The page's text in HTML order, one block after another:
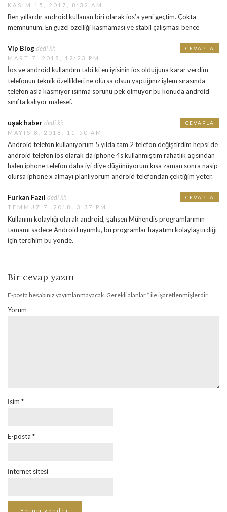
KASIM 15, 2017, 8:32 AM
Ben yıllardır android kullanan biri olarak ios’a yeni geçtim. Çokta
memnunum. En güzel özelliği kasmaması ve stabil çalışması bence
Vip Blogdedi ki:
MART 7, 2018, 12:23 PM
İos ve android kullandım tabi ki en iyisinin ios olduğuna karar verdim
telefonun teknik özellikleri ne olursa olsun yaptığınız işlem sırasında
telefon asla kasmıyor ısınma sorunu pek olmuyor bu konuda android
sınıfta kalıyor malesef.
CEVAPLA
uşak haberdedi ki:
MAYIS 8, 2018, 11:50 AM
Android telefon kullanıyorum 5 yılda tam 2 telefon değiştirdim hepsi de
android telefon ios olarak da iphone 4s kullanmıştım rahatlık açısından
halen iphone telefon daha iyi diye düşünüyorum kısa zaman sonra nasip
olursa iphone x almayı planlıyorum android telefondan çektiğim yeter.
CEVAPLA
Furkan Fazıl dedi ki:
TEMMUZ 7, 2018, 3:37 PM
Kullanım kolaylığı olarak android, şahsen Mühendis programlarımın
tamamı sadece Android uyumlu, bu programlar hayatımı kolaylaştırdığı
için tercihim bu yönde.
CEVAPLA
Bir cevap yazın
E-posta hesabınız yayımlanmayacak. Gerekli alanlar*ile işaretlenmişlerdir
Yorum
İsim *
E-posta *
İnternet sitesi